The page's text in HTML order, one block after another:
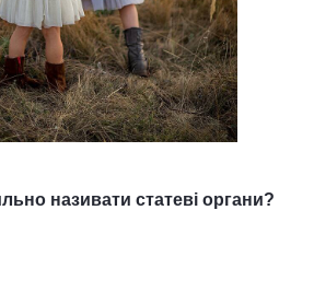
називати статеві органи?